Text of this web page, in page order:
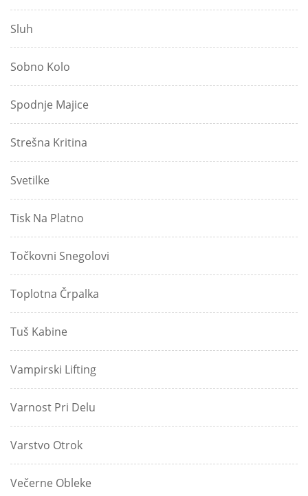
Sluh
Sobno Kolo
Spodnje Majice
Strešna Kritina
Svetilke
Tisk Na Platno
Točkovni Snegolovi
Toplotna Črpalka
Tuš Kabine
Vampirski Lifting
Varnost Pri Delu
Varstvo Otrok
Večerne Obleke